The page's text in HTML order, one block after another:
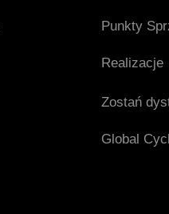
Punkty
Realizacje
Zostań
Global